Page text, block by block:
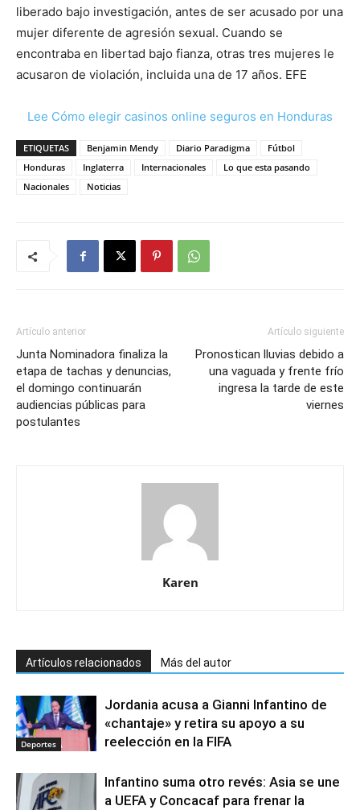
liberado bajo investigación, antes de ser acusado por una
mujer diferente de agresión sexual. Cuando se
encontraba en libertad bajo fianza, otras tres mujeres le
acusaron de violación, incluida una de 17 años. EFE
Lee Cómo elegir casinos online seguros en Honduras
ETIQUETAS Benjamin Mendy Diario Paradigma
Fútbol
Honduras
Inglaterra Internacionales
Lo que esta pasando
Nacionales
Noticias
Artículo anterior
Junta Nominadora finaliza la
etapa de tachas y denuncias,
el domingo continuarán
audiencias públicas para
postulantes
Artículo siguiente
Pronostican lluvias debido a
una vaguada y frente frío
ingresa la tarde de este
viernes
Karen
Artículos relacionados Más del autor
Deportes
Jordania acusa a Gianni Infantino de
«chantaje» y retira su apoyo a su
reelección en la FIFA
Infantino suma otro revés: Asia se une
a UEFA y Concacaf para frenar la